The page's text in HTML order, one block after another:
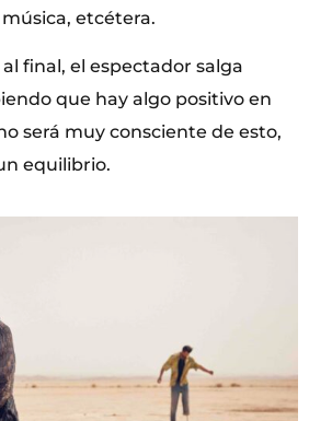
etcétera.
final, el espectador salga
que hay algo positivo en
será muy consciente de esto,
equilibrio.